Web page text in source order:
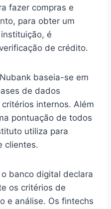
fazer compras e
para obter um
é
de crédito.
baseia-se em
de dados
internos. Além
pontuação de todos
utiliza para
clientes.
banco digital declara
os critérios de
e análise. Os fintechs